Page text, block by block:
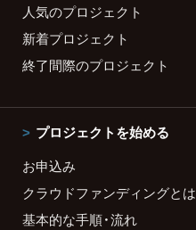
人気のプロジェクト
新着プロジェクト
終了間際のプロジェクト
プロジェクトを始める
お申込み
クラウドファンディングとは
基本的な手順・流れ